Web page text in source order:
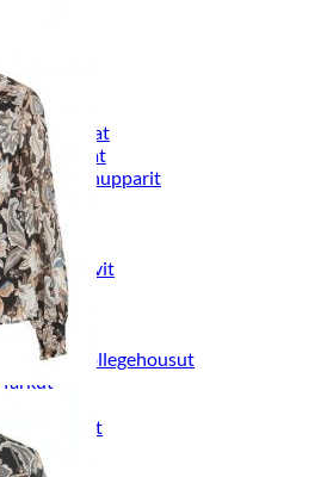
kauluspaidat
trikoopaidat
colleget ja hupparit
hameet
hameet
housut
trikoo-ja collegehousut
farkut
juhlahousut